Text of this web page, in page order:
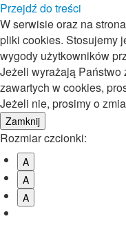
Przejdź do treści
W serwisie oraz na
pliki cookies. Stosujemy
wygody użytkowników
Jeżeli wyrażają
zawartych w cookies,
Jeżeli nie, prosimy o
Rozmiar czcionki:
A
A
A